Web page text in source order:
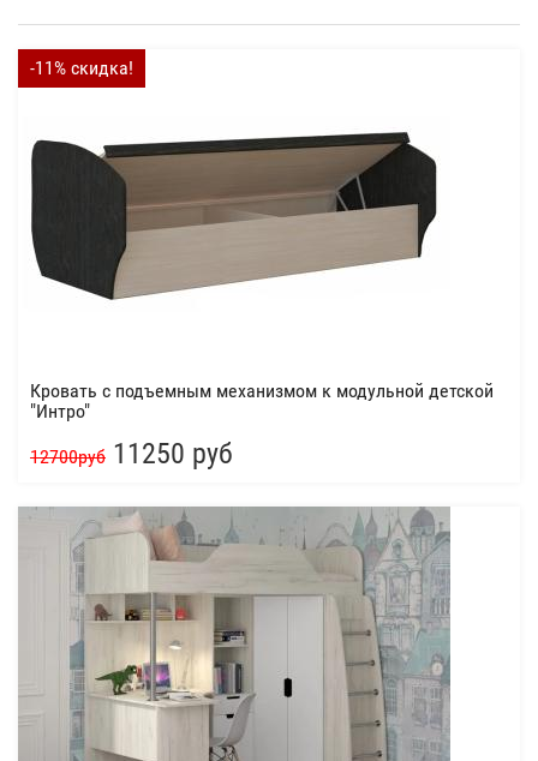
-11% скидка!
Кровать с подъемным механизмом к модульной детской
"Интро"
12700руб 11250 руб